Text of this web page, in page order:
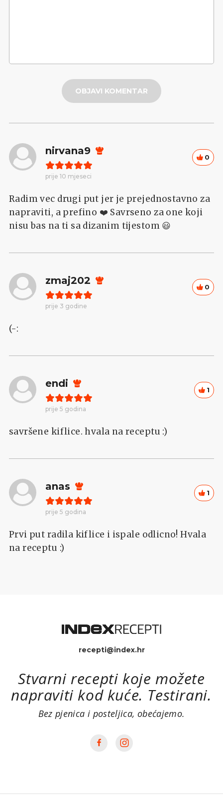
OBJAVI KOMENTAR
nirvana9
prije 10 mjeseci
0
Radim vec drugi put jer je prejednostavno za
napraviti, a prefino ❤️ Savrseno za one koji
nisu bas na ti sa dizanim tijestom 😃
zmaj202
prije 3 godine
0
(-:
endi
prije 5 godina
1
savršene kiflice. hvala na receptu :)
anas
prije 5 godina
1
Prvi put radila kiflice i ispale odlicno! Hvala
na receptu :)
recepti@index.hr
Stvarni recepti koje možete
napraviti kod kuće. Testirani.
Bez pjenica i posteljica, obećajemo.